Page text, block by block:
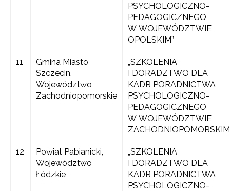
PSYCHOLOGICZNO-
PEDAGOGICZNEGO
W WOJEWÓDZTWIE
OPOLSKIM”
11
Gmina Miasto
Szczecin,
Województwo
Zachodniopomorskie
„SZKOLENIA
I DORADZTWO DLA
KADR PORADNICTWA
PSYCHOLOGICZNO-
PEDAGOGICZNEGO
W WOJEWÓDZTWIE
12
Powiat Pabianicki,
Województwo
Łódzkie
„SZKOLENIA
I DORADZTWO DLA
KADR PORADNICTWA
PSYCHOLOGICZNO-